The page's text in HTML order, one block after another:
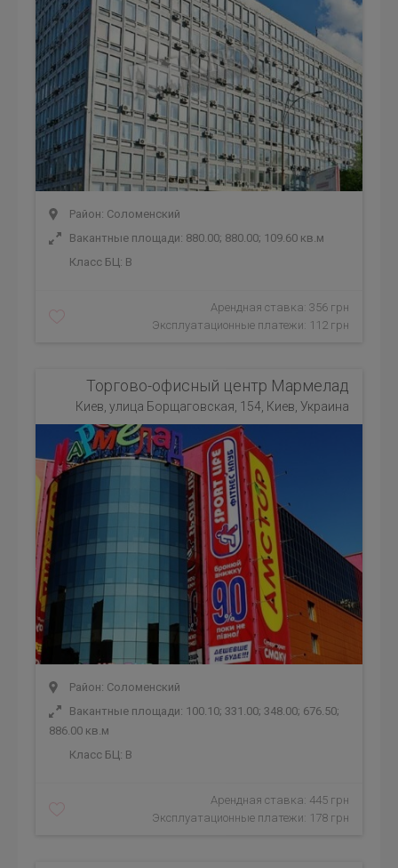
Район: Соломенский
Вакантные площади: 880.00; 880.00; 109.60 кв.м
Класс БЦ: B
Арендная ставка: 356 грн
Эксплуатационные платежи: 112 грн
Торгово-офисный центр Мармелад
Киев, улица Борщаговская, 154, Киев, Украина
Район: Соломенский
Вакантные площади: 100.10; 331.00; 348.00; 676.50;
886.00 кв.м
Класс БЦ: B
Арендная ставка: 445 грн
Эксплуатационные платежи: 178 грн